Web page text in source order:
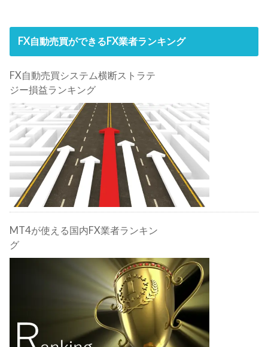
FX自動売買ができるFX業者ランキング
FX自動売買システム横断ストラテ
ジー損益ランキング
MT4が使える国内FX業者ランキン
グ